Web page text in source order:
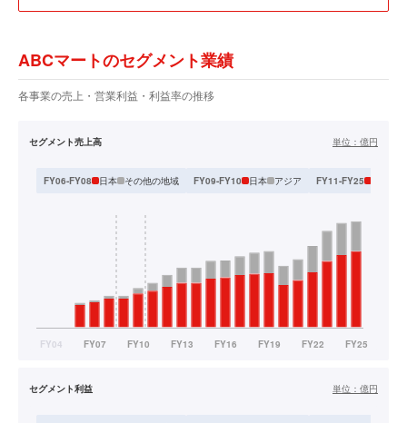
ABCマートのセグメント業績
各事業の売上・営業利益・利益率の推移
セグメント売上高 単位： 億円
FY06-FY08 日本 その他の地域 FY09-FY10 日本 アジア FY11-FY25
セグメント利益 単位： 億円